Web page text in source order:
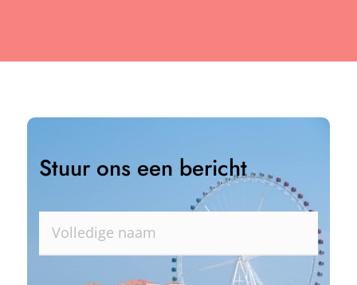
Stuur ons een bericht